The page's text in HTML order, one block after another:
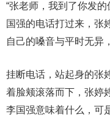
“张老师，我到了你发
国强的电话打过来，张
自己的嗓音与平时无异
挂断电话，站起身的张
着脸颊滚落而下，张婷
李国强意味着什么，可